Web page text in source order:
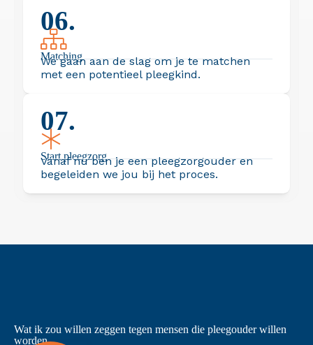
06.
Matching
We gaan aan de slag om je te matchen
met een potentieel pleegkind.
07.
Start pleegzorg
Vanaf nu ben je een pleegzorgouder en
begeleiden we jou bij het proces.
Wat ik zou willen zeggen tegen mensen die pleegouder willen
worden